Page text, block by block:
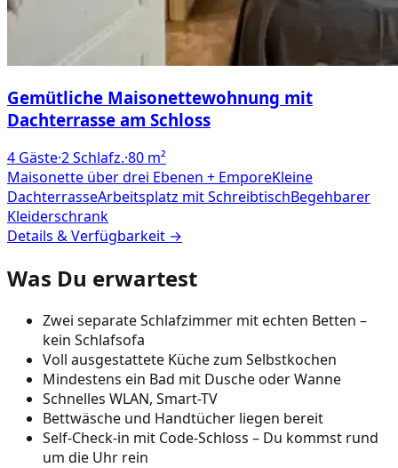
Gemütliche Maisonettewohnung mit
Dachterrasse am Schloss
4 Gäste·2Schlafz.·80 m²
Maisonette über drei Ebenen + EmporeKleine
DachterrasseArbeitsplatz mit SchreibtischBegehbarer
Kleiderschrank
Details & Verfügbarkeit →
Was Du erwartest
Zwei separate Schlafzimmer mit echten Betten –
kein Schlafsofa
Voll ausgestattete Küche zum Selbstkochen
Mindestens ein Bad mit Dusche oder Wanne
Schnelles WLAN, Smart-TV
Bettwäsche und Handtücher liegen bereit
Self-Check-in mit Code-Schloss – Du kommst rund
um die Uhr rein